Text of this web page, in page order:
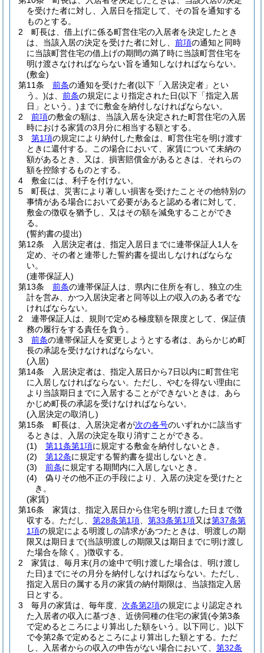
を受けた者に対し、入居日を指定して、その旨を通知する
ものとする。
2
町長は、借上げに係る町営住宅の入居者を決定したとき
は、当該入居の決定を受けた者に対し、 前項の通知と同時
に当該町営住宅の借上げの期間の満了時に当該町営住宅を
明け渡さなければならない旨を通知しなければならない。
(敷金)
第11条
前条の通知を受けた者(以下「入居決定者」とい
う。)は、 前条の規定により指定された日(以下「指定入居
日」という。) までに敷金を納付しなければならない。
2
前項の敷金の額は、当該入居を決定された町営住宅の入居
時における家賃の3月分に相当する額とする。
3
第1項の規定により納付した敷金は、町営住宅を明け渡す
ときに還付する。
この場合において、家賃について未納の
額があるとき、又は、損害賠償金があるときは、それらの
額を控除するものとする。
4
敷金には、利子を付けない。
5
町長は、災害により著しい損害を受けたことその他特別の
事情がある場合において必要があると認める者に対して、
敷金の徴収を猶予し、又はその額を減免することができ
る。
(誓約書の提出)
第12条
入居決定者は、指定入居日までに連帯保証人1人を
定め、その者と連帯した誓約書を提出しなければならな
い。
(連帯保証人)
第13条
前条の連帯保証人は、県内に住所を有し、独立の生
計を営み、かつ入居決定者と同等以上の収入のある者でな
ければならない。
2
連帯保証人は、規則で定める極度額を限度として、保証債
務の履行をする責任を負う。
3
前条の連帯保証人を変更しようとする者は、あらかじめ町
長の承認を受けなければならない。
(入居)
第14条
入居決定者は、指定入居日から7日以内に町営住宅
に入居しなければならない。 ただし、やむを得ない理由に
より当該期日までに入居することができないときは、あら
かじめ町長の承認を受けなければならない。
(入居決定の取消し)
第15条
町長は、入居決定者が次の各号のいずれかに該当す
るときは、入居の決定を取り消すことができる。
(1)
第11条第1項に規定する敷金を納付しないとき。
(2)
第12条に規定する誓約書を提出しないとき。
(3)
前条に規定する期間内に入居しないとき。
(4)
偽りその他不正の手段により、入居の決定を受けたと
き。
(家賃)
第16条
家賃は、指定入居日から住宅を明け渡した日まで徴
収する。 ただし、 第28条第1項 第33条第1項又は第37条第
1項の規定による明渡しの請求があつたときは、明渡しの期
限又は期日まで(当該明渡しの期限又は期日までに明け渡し
た場合を除く。)徴収する。
2
家賃は、毎月末(月の途中で明け渡した場合は、明け渡し
た日) までにその月分を納付しなければならない。 ただし、
指定入居日の属する月の家賃の納付期限は、当該指定入居
日とする。
3
毎月の家賃は、毎年度、 次条第2項の規定により認定され
た入居者の収入に基づき、近傍同種の住宅の家賃(令第3条
で定めるところにより算出した額をいう。以下同じ。)以下
で令第2条で定めるところにより算出した額とする。 ただ
し、入居者からの収入の申告がない場合において、 第32条